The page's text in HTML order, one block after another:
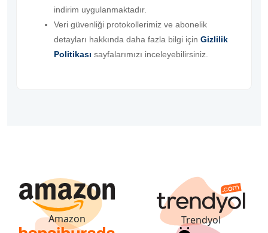
indirim uygulanmaktadır.
Veri güvenliği protokollerimiz ve abonelik
detayları hakkında daha fazla bilgi için Gizlilik
Politikası sayfalarımızı inceleyebilirsiniz.
Amazon Trendyol